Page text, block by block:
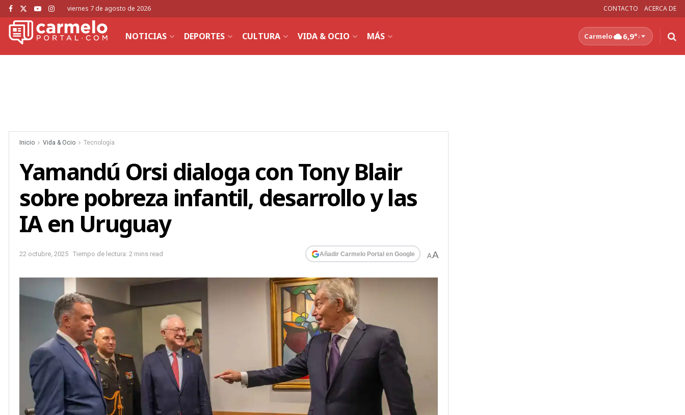
viernes 7 de agosto de 2026 CONTACTO ACERCA DE
NOTICIAS DEPORTES CULTURA VIDA & OCIO MÁS Carmelo 6,9°↓
Inicio Vida & Ocio Tecnología
Yamandú Orsi dialoga con Tony Blair
sobre pobreza infantil, desarrollo y las
IA en Uruguay
22 octubre, 2025 Tiempo de lectura: 2 mins read Añadir Carmelo Portal en Google AA